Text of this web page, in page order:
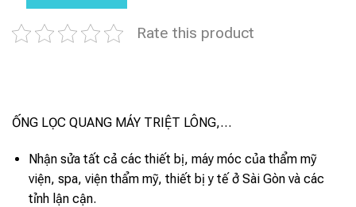
Rate this product
ỐNG LỌC QUANG MÁY TRIỆT LÔNG,…
Nhận sửa tất cả các thiết bị, máy móc của thẩm mỹ
viện, spa, viện thẩm mỹ, thiết bị y tế ở Sài Gòn và các
tỉnh lận cận.